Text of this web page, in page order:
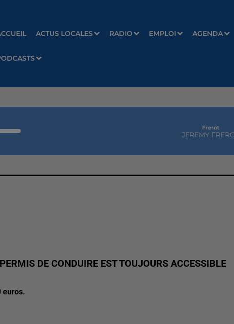
ACTUS LOCALES RADIO EMPLOI AGENDA
Frerot
JEREMY
DE CONDUIRE EST TOUJOURS ACCESSIBLE
euros.